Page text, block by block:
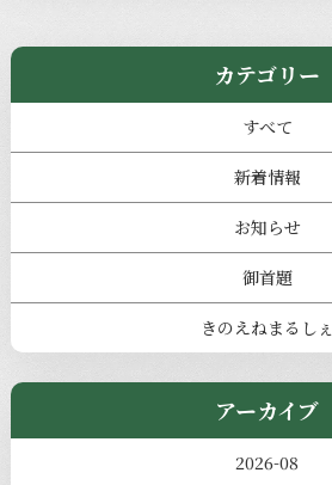
カテゴリー
すべて
新着情報
お知らせ
御首題
きのえねまるしぇ
アーカイブ
2026-08